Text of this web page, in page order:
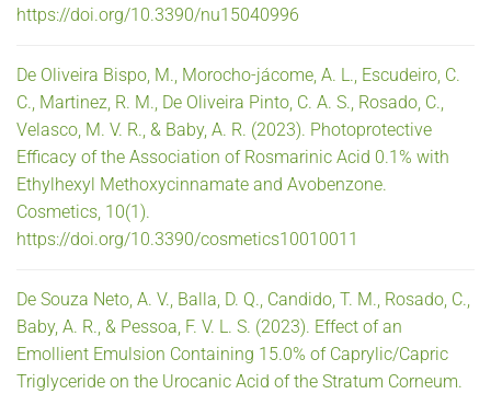
https://doi.org/10.3390/nu15040996
De Oliveira Bispo, M., Morocho-jácome, A. L., Escudeiro, C.
C., Martinez, R. M., De Oliveira Pinto, C. A. S., Rosado, C.,
Velasco, M. V. R., & Baby, A. R. (2023). Photoprotective
Efficacy of the Association of Rosmarinic Acid 0.1% with
Ethylhexyl Methoxycinnamate and Avobenzone.
Cosmetics, 10(1).
https://doi.org/10.3390/cosmetics10010011
De Souza Neto, A. V., Balla, D. Q., Candido, T. M., Rosado, C.,
Baby, A. R., & Pessoa, F. V. L. S. (2023). Effect of an
Emollient Emulsion Containing 15.0% of Caprylic/Capric
Triglyceride on the Urocanic Acid of the Stratum Corneum.